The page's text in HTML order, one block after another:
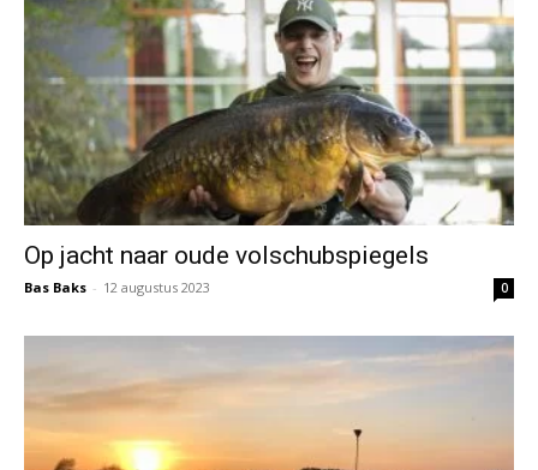
Op jacht naar oude volschubspiegels
Bas Baks - 12 augustus 2023 0